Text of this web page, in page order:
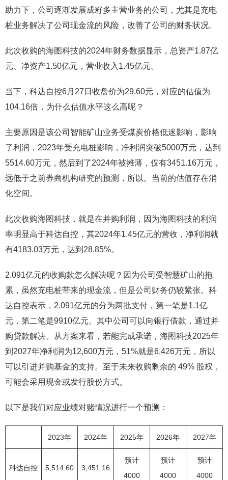
助力下，公司逐渐发展成籽多主营业务的公司，尤其是充电
桩业务解决了公司现金流的风险，改善了公司的财务状况。
此次收购的海图科技的2024年财务数据显示，总资产1.87亿
元、净资产1.50亿元，营业收入1.45亿元。
当下，科达自控6月27日收盘价为29.60元，对应的估值为
104.16倍，为什么估值水平这么高呢？
主要原因是该公司智能矿山业务受煤炭价格低迷影响，影响
了利润，2023年受充电桩影响，净利润突破5000万元，达到
5514.60万元，然后到了2024年被摊薄，仅有3451.16万元，
远低于之前券商机构研究的预测，所以。当前的估值存在消
化空间。
此次收购海图科技，就是在并购利润，因为海图科技的利润
率明显高于科达自控，其2024年1.45亿元的营收，净利润就
有4183.03万元，达到28.85%。
2.091亿元的收购款怎么解决呢？因为公司受智慧矿山的拖
累，虽然充电桩带来的现金流，但是公司财务仍较紧张。科
达自控表示，2.091亿元的分为两批支付，第一笔是1.1亿
元，第二笔是9910亿元。其中公司可以向银行借款，通过并
购贷款解决。从方案来看，若能完成承诺，海图科技2025年
到2027年净利润为12,600万元，51%就是6,426万元，所以
可以引进并购基金的支持。至于未来收购剩余的 49% 股权，
可能会采用现金或发行股份方式。
以下是我们对应业绩对赌情况进行一个预测：
2023年 2024年 2025年 2026年 2027年
科达自控 5,514.60 3,451.16
预计
4000
预计
4000
预计
4000